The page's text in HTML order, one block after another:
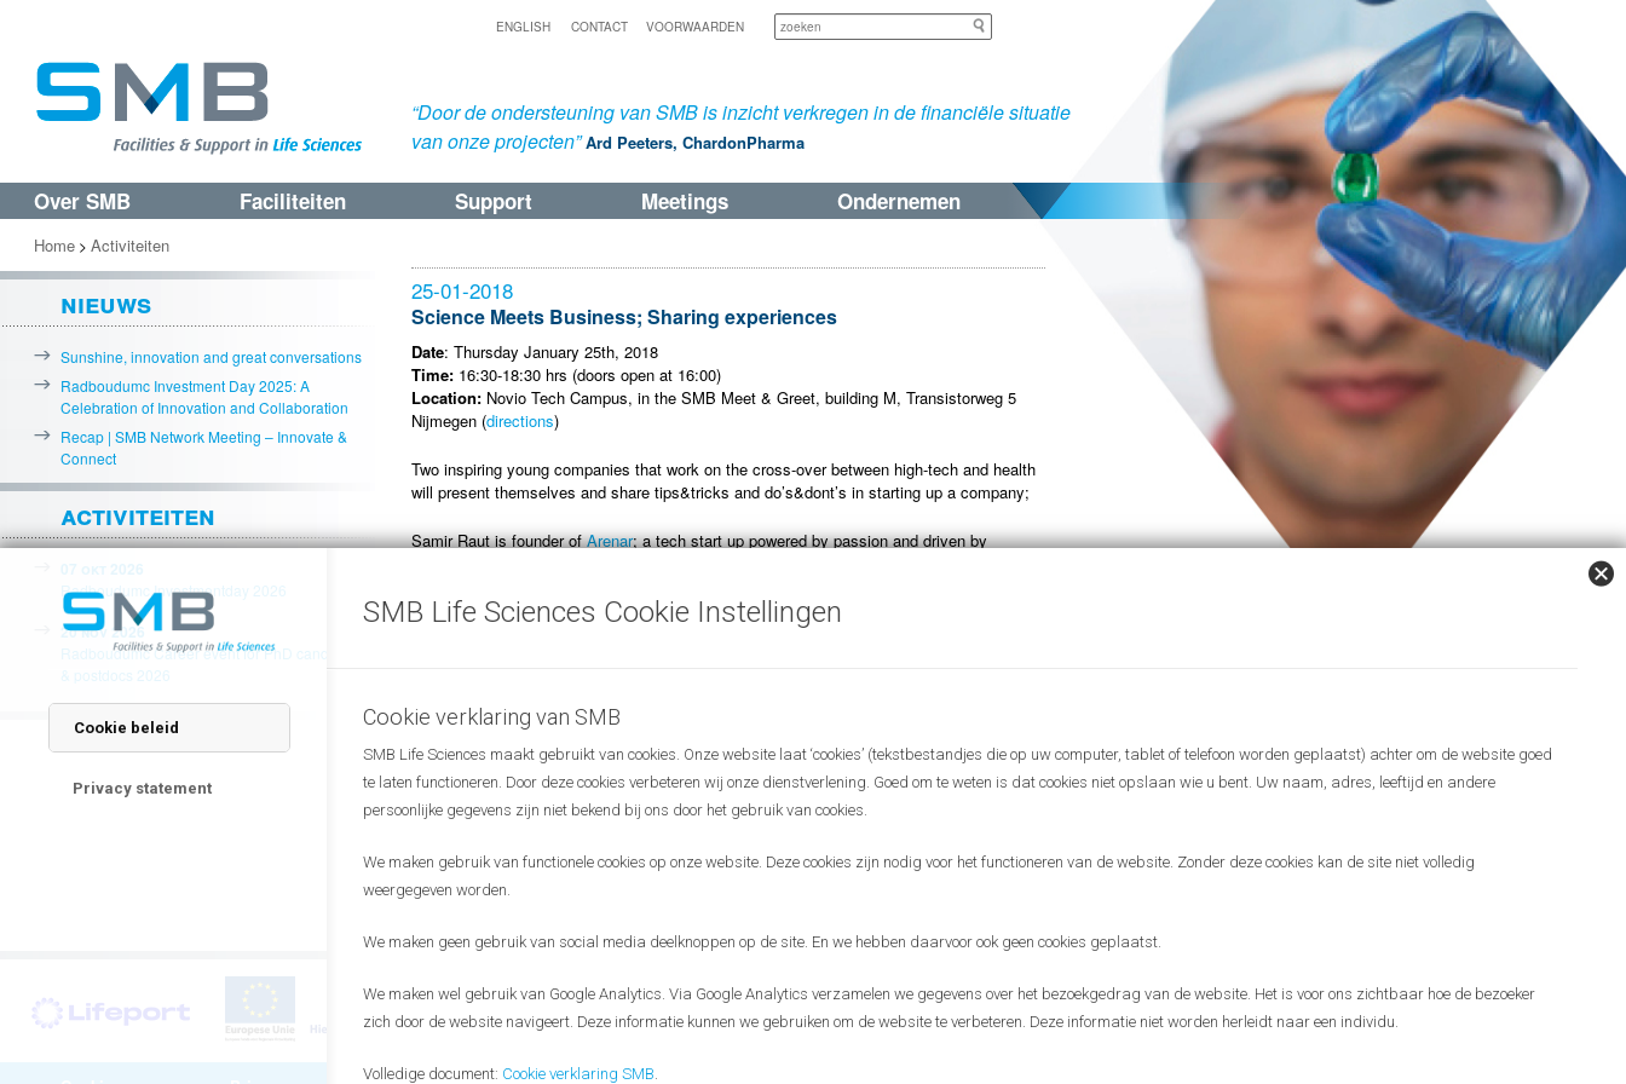
ENGLISH CONTACT VOORWAARDEN
“Door de ondersteuning van SMB is inzicht verkregen in de financiële situatie
van onze projecten” Ard Peeters, ChardonPharma
Spring
naar
de
primaire
inhoud
Spring
naar
de
secundaire
inhoud
Over SMB Faciliteiten Support Meetings Ondernemen
25-01-2018
Science Meets Business; Sharing experiences
Date: Thursday January 25th, 2018
Time: 16:30-18:30 hrs (doors open at 16:00)
Location: Novio Tech Campus, in the SMB Meet & Greet, building M, Transistorweg 5
Nijmegen (directions)
Two inspiring young companies that work on the cross-over between high-tech and health
will present themselves and share tips&tricks and do’s&dont’s in starting up a company;
Samir Raut is founder ofArenar; a tech start up powered by passion and driven by
will be presented by CEO Huib Schut. Noviospin is start up that originates from
applications in surgery, neurosurgery, gyneacology and urology.
Presentations are in English and the entrance is free. We welcome new guests, so please
feel free to pass on this invitation to relevant people in your network!
We are looking forward to meeting you on January 25th!
The monthly meetingsScience Meets Business aim to connect people and exchange
knowledge in the world of science and business.
Home > Activiteiten
nieuws
Sunshine, innovation and great conversations
Radboudumc Investment Day 2025: A
Celebration of Innovation and Collaboration
Recap | SMB Network Meeting – Innovate &
Connect
activiteiten
07 okt 2026
Radboudumc Investmentday 2026
20 nov 2026
Radboudumc Career event for PhD candidates
& postdocs 2026
SMB Life Sciences Cookie Instellingen
Cookie beleid
Privacy statement
Cookie verklaring van SMB
SMB Life Sciences maakt gebruikt van cookies. Onze website laat ‘cookies’ (tekstbestandjes die op uw computer, tablet of telefoon worden geplaatst) achter om de website goed
te laten functioneren. Door deze cookies verbeteren wij onze dienstverlening. Goed om te weten is dat cookies niet opslaan wie u bent. Uw naam, adres, leeftijd en andere
persoonlijke gegevens zijn niet bekend bij ons door het gebruik van cookies.
We maken gebruik van functionele cookies op onze website. Deze cookies zijn nodig voor het functioneren van de website. Zonder deze cookies kan de site niet volledig
weergegeven worden.
We maken geen gebruik van social media deelknoppen op de site. En we hebben daarvoor ook geen cookies geplaatst.
We maken wel gebruik van Google Analytics. Via Google Analytics verzamelen we gegevens over het bezoekgedrag van de website. Het is voor ons zichtbaar hoe de bezoeker
zich door de website navigeert. Deze informatie kunnen we gebruiken om de website te verbeteren. Deze informatie niet worden herleidt naar een individu.
Volledige document: Cookie verklaring SMB.